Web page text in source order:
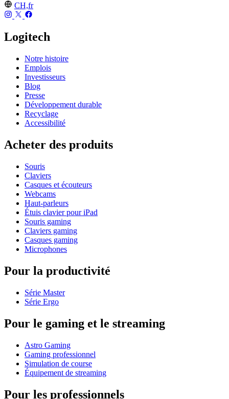
CH,fr
Logitech
Notre histoire
Emplois
Investisseurs
Blog
Presse
Développement durable
Recyclage
Accessibilité
Acheter des produits
Souris
Claviers
Casques et écouteurs
Webcams
Haut-parleurs
Étuis clavier pour iPad
Souris gaming
Claviers gaming
Casques gaming
Microphones
Pour la productivité
Série Master
Série Ergo
Pour le gaming et le streaming
Astro Gaming
Gaming professionnel
Simulation de course
Équipement de streaming
Pour les professionnels